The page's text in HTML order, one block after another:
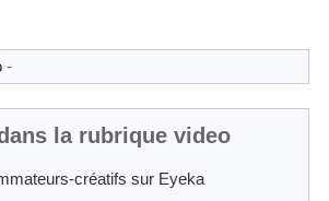
-
la rubrique video
créatifs sur Eyeka